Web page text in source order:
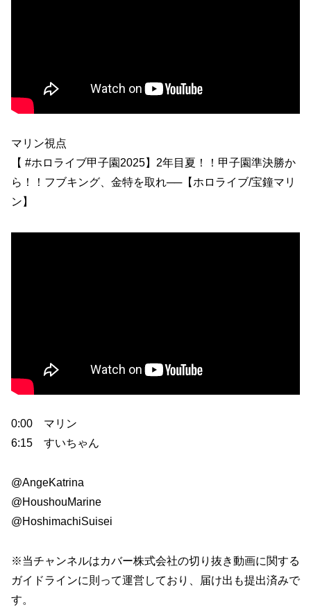
マリン視点
【 #ホロライブ甲子園2025】2年目夏！！甲子園準決勝か
ら！！フブキング、金特を取れ──【ホロライブ/宝鐘マリ
ン】
0:00 マリン
6:15 すいちゃん
@AngeKatrina
@HoushouMarine
@HoshimachiSuisei
※当チャンネルはカバー株式会社の切り抜き動画に関する
ガイドラインに則って運営しており、届け出も提出済みで
す。